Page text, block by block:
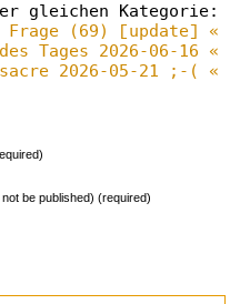
gleichen Kategorie:
Frage (69) [update] «
Tages 2026-06-16 «
2026-05-21 ;-( «
not be published) (required)